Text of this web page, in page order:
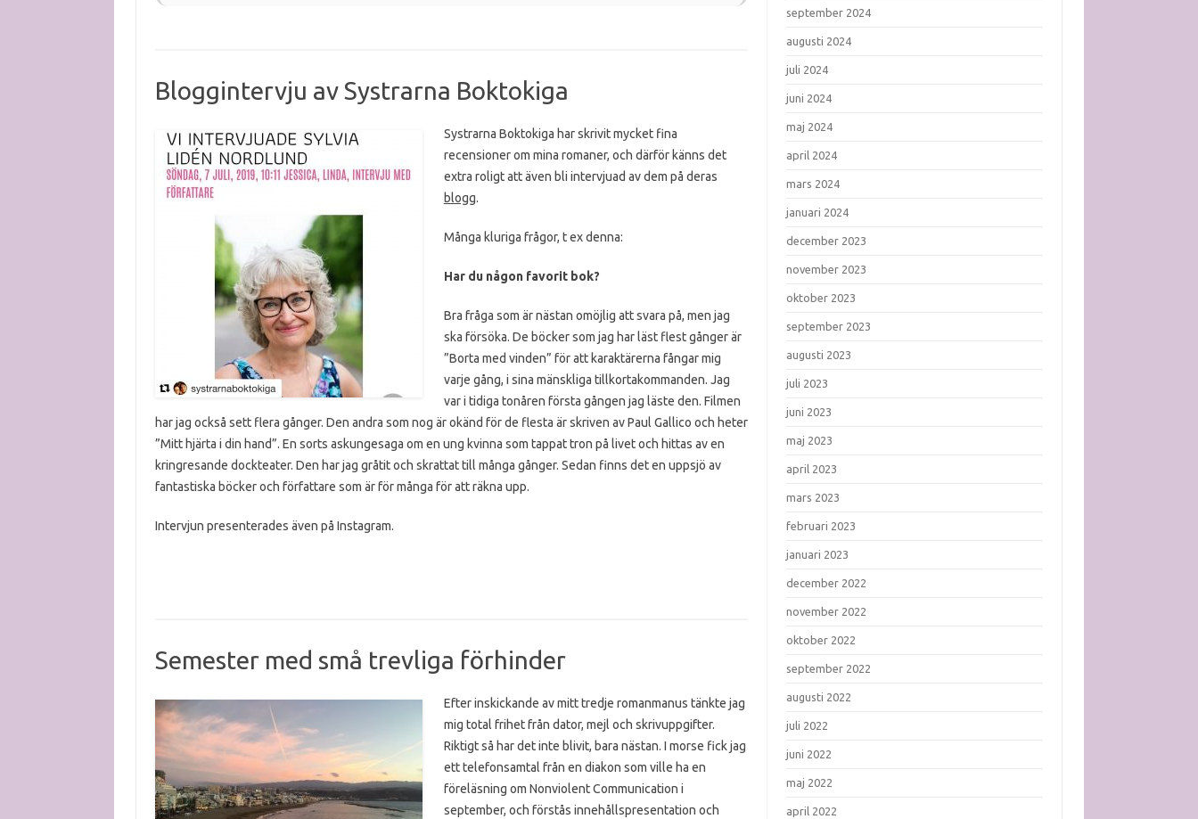
Bloggintervju av Systrarna Boktokiga
Systrarna Boktokiga har skrivit mycket fina
recensioner om mina romaner, och därför känns det
extra roligt att även bli intervjuad av dem på deras
blogg.
Många kluriga frågor, t ex denna:
Har du någon favorit bok?
Bra fråga som är nästan omöjlig att svara på, men jag
ska försöka. De böcker som jag har läst flest gånger är
”Borta med vinden” för att karaktärerna fångar mig
varje gång, i sina mänskliga tillkortakommanden. Jag
var i tidiga tonåren första gången jag läste den. Filmen
har jag också sett flera gånger. Den andra som nog är okänd för de flesta är skriven av Paul Gallico och heter
”Mitt hjärta i din hand”. En sorts askungesaga om en ung kvinna som tappat tron på livet och hittas av en
kringresande dockteater. Den har jag gråtit och skrattat till många gånger. Sedan finns det en uppsjö av
fantastiska böcker och författare som är för många för att räkna upp.
Intervjun presenterades även på Instagram.
Semester med små trevliga förhinder
Efter inskickande av mitt tredje romanmanus tänkte jag
mig total frihet från dator, mejl och skrivuppgifter.
Riktigt så har det inte blivit, bara nästan. I morse fick jag
ett telefonsamtal från en diakon som ville ha en
föreläsning om Nonviolent Communication i
september, och förstås innehållspresentation och
september 2024
augusti 2024
juli 2024
juni 2024
maj 2024
april 2024
mars 2024
januari 2024
december 2023
november 2023
oktober 2023
september 2023
augusti 2023
juli 2023
juni 2023
maj 2023
april 2023
mars 2023
februari 2023
januari 2023
december 2022
november 2022
oktober 2022
september 2022
augusti 2022
juli 2022
juni 2022
maj 2022
april 2022